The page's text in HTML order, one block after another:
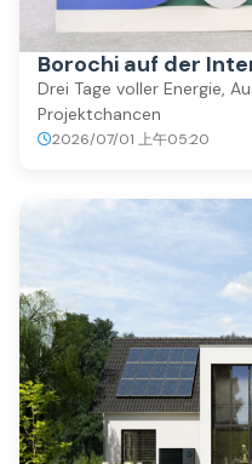
Borochi auf der
Drei Tage voller Energie,
Projektchancen
2026/07/01 上午05:20